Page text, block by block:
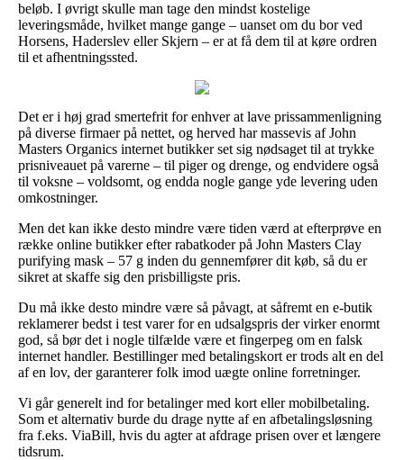
beløb. I øvrigt skulle man tage den mindst kostelige
leveringsmåde, hvilket mange gange – uanset om du bor ved
Horsens, Haderslev eller Skjern – er at få dem til at køre ordren
til et afhentningssted.
Det er i høj grad smertefrit for enhver at lave prissammenligning
på diverse firmaer på nettet, og herved har massevis af John
Masters Organics internet butikker set sig nødsaget til at trykke
prisniveauet på varerne – til piger og drenge, og endvidere også
til voksne – voldsomt, og endda nogle gange yde levering uden
omkostninger.
Men det kan ikke desto mindre være tiden værd at efterprøve en
række online butikker efter rabatkoder på John Masters Clay
purifying mask – 57 g inden du gennemfører dit køb, så du er
sikret at skaffe sig den prisbilligste pris.
Du må ikke desto mindre være så påvagt, at såfremt en e-butik
reklamerer bedst i test varer for en udsalgspris der virker enormt
god, så bør det i nogle tilfælde være et fingerpeg om en falsk
internet handler. Bestillinger med betalingskort er trods alt en del
af en lov, der garanterer folk imod uægte online forretninger.
Vi går generelt ind for betalinger med kort eller mobilbetaling.
Som et alternativ burde du drage nytte af en afbetalingsløsning
fra f.eks. ViaBill, hvis du agter at afdrage prisen over et længere
tidsrum.